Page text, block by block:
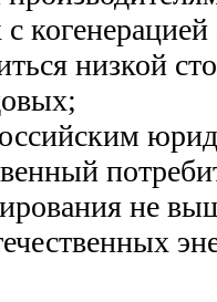
с
низкой
не